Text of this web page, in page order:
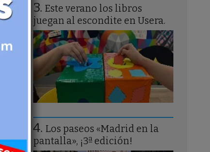
Este verano los libros
juegan al escondite en Usera.
Los paseos «Madrid en la
pantalla», ¡3ª edición!